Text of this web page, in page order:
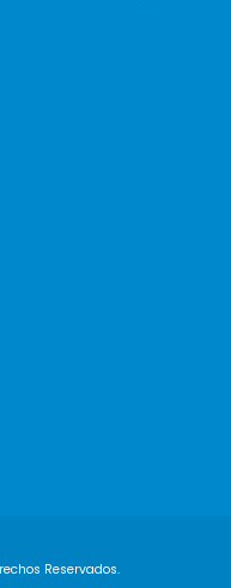
Reservados.